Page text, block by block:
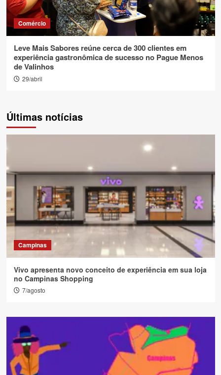
Comércio
Leve Mais Sabores reúne cerca de 300 clientes em
experiência gastronômica de sucesso no Pague Menos
de Valinhos
29/abril
Últimas notícias
Campinas
Vivo apresenta novo conceito de experiência em sua loja
no Campinas Shopping
7/agosto